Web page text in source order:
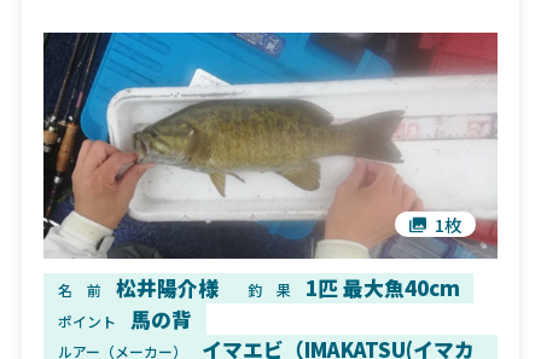
1枚
名 前 松井陽介様 釣 果 1匹 最大魚40cm
ポイント 馬の背
ルアー（メーカー） イマエビ（IMAKATSU(イマカ